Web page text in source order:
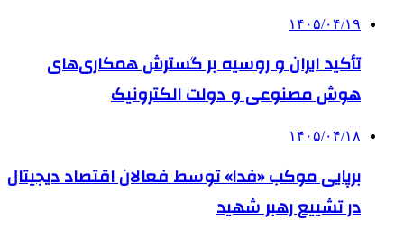
۱۴۰۵/۰۴/۱۹
تأکید ایران و روسیه بر گسترش همکاری‌های
هوش مصنوعی و دولت الکترونیک
۱۴۰۵/۰۴/۱۸
برپایی موکب «فدا» توسط فعالان اقتصاد دیجیتال
در تشییع رهبر شهید